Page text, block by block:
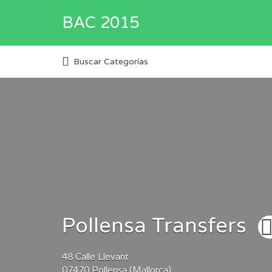
BAC 2015
Directorio de empresas y
por:
Buscar Categorías
Pollensa Transfers
48 Calle Llevant